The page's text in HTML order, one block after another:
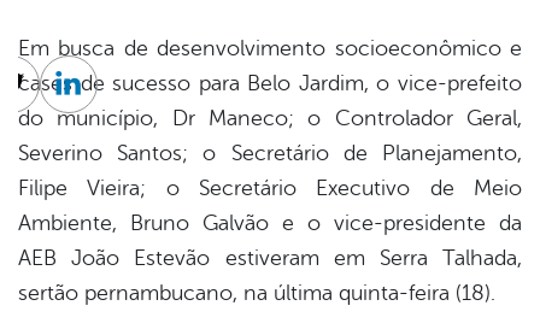
Em busca de desenvolvimento socioeconômico e
cases de sucesso para Belo Jardim, o vice-prefeito
do município, Dr Maneco; o Controlador Geral,
Severino Santos; o Secretário de Planejamento,
Filipe Vieira; o Secretário Executivo de Meio
Ambiente, Bruno Galvão e o vice-presidente da
AEB João Estevão estiveram em Serra Talhada,
sertão pernambucano, na última quinta-feira (18).
Twitter
Linkedin